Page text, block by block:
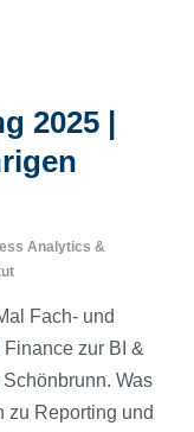
2025 |
Analytics &
Fach- und
zur BI &
Was
zu Reporting und